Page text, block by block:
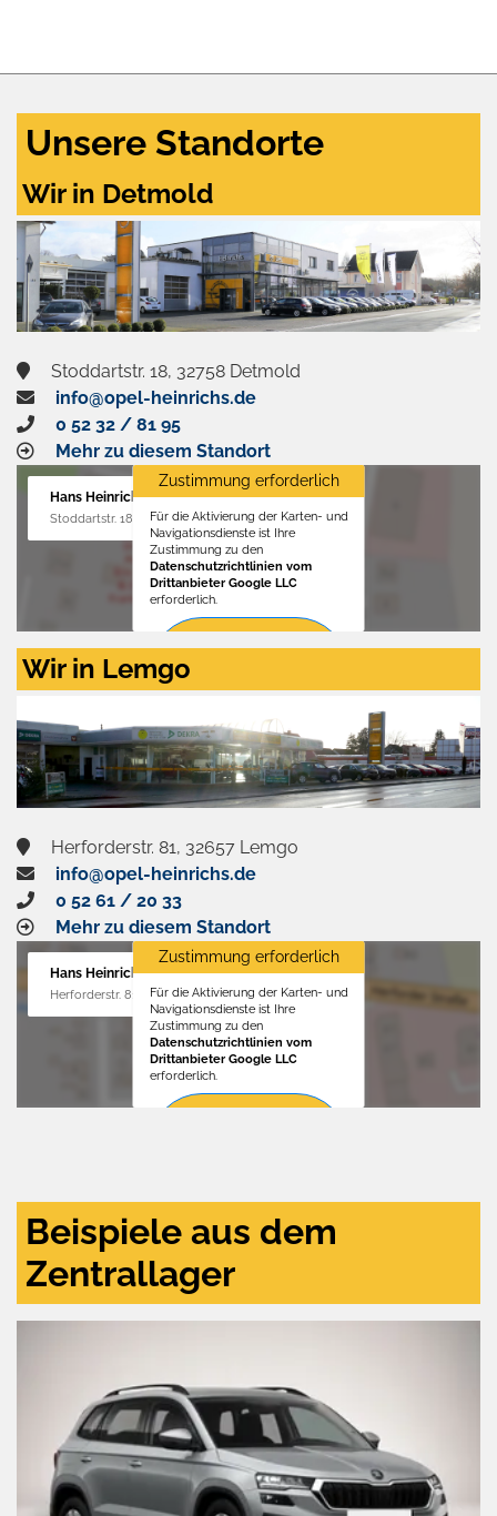
Unsere Standorte
Wir in Detmold
Stoddartstr. 18, 32758 Detmold
info@opel-heinrichs.de
0 52 32 / 81 95
Mehr zu diesem Standort
Hans Heinrichs GmbH
Stoddartstr. 18, 32758 Detmold
Zustimmung erforderlich
Für die Aktivierung der Karten- und
Navigationsdienste ist Ihre
Zustimmung zu den
Datenschutzrichtlinien vom
Drittanbieter Google LLC
erforderlich.
Zustimmen
aktivieren
Wir in Lemgo
Herforderstr. 81, 32657 Lemgo
info@opel-heinrichs.de
0 52 61 / 20 33
Mehr zu diesem Standort
Hans Heinrichs GmbH
Herforderstr. 81, 32657 Lemgo
Zustimmung erforderlich
Für die Aktivierung der Karten- und
Navigationsdienste ist Ihre
Zustimmung zu den
Datenschutzrichtlinien vom
Drittanbieter Google LLC
erforderlich.
Beispiele aus dem
Zentrallager